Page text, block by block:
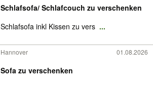
Schlafsofa/ Schlafcouch zu verschenken
Schlafsofa inkl Kissen zu vers ...
Hannover 01.08.2026
Sofa zu verschenken